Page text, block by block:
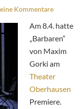
Kommentare
Am 8.4. hatte
„Barbaren“
von Maxim
Gorki am
Theater
Oberhausen
Premiere.